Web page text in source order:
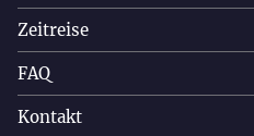
Zeitreise
FAQ
Kontakt